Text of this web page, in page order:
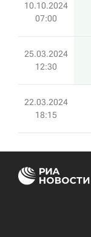
10.10.2024
07:00
25.03.2024
12:30
22.03.2024
18:15